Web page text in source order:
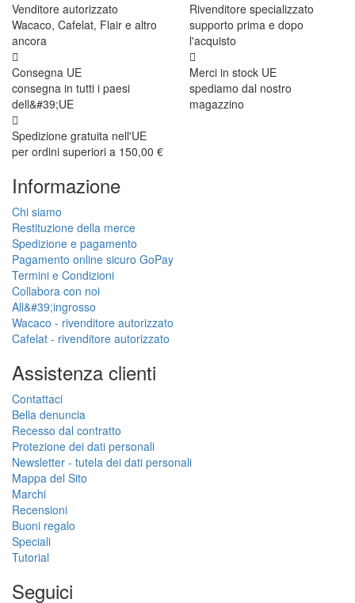
Venditore autorizzato
Wacaco, Cafelat, Flair e altro
ancora
Rivenditore specializzato
supporto prima e dopo
l'acquisto
Consegna UE
consegna in tutti i paesi
dell&#39;UE
Merci in stock UE
spediamo dal nostro
magazzino
Spedizione gratuita nell'UE
per ordini superiori a 150,00 €
Informazione
Chi siamo
Restituzione della merce
Spedizione e pagamento
Pagamento online sicuro GoPay
Termini e Condizioni
Collabora con noi
All&#39;ingrosso
Wacaco - rivenditore autorizzato
Cafelat - rivenditore autorizzato
Assistenza clienti
Contattaci
Bella denuncia
Recesso dal contratto
Protezione dei dati personali
Newsletter - tutela dei dati personali
Mappa del Sito
Marchi
Recensioni
Buoni regalo
Speciali
Tutorial
Seguici